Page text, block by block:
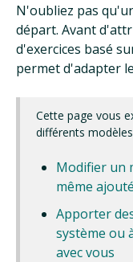
N'oubliez pas
départ. Avant
d'exercices basé
permet d'adapter
Cette page vous
différents
Modifier un
même ajouté
Apporter
système ou
avec vous